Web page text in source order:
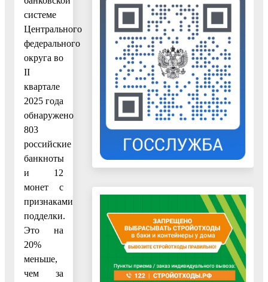
системе
Центрального
федерального
округа во
II
квартале
2025 года
обнаружено
803
российские
банкноты
и 12
монет с
признаками
подделки.
Это на
20%
меньше,
чем за